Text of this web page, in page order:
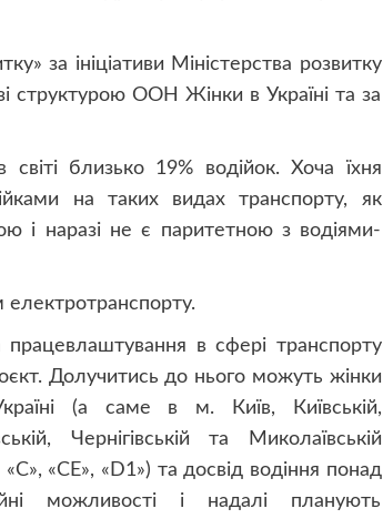
за ініціативи Міністерства розвитку
структурою ООН Жінки в Україні та за
близько 19% водійок. Хоча їхня
на таких видах транспорту, як
і наразі не є паритетною з водіями-
електротранспорту.
в сфері транспорту
Долучитись до нього можуть жінки
(а саме в м. Київ, Київській,
Чернігівській та Миколаївській
«CE», «D1») та досвід водіння понад
можливості і надалі планують